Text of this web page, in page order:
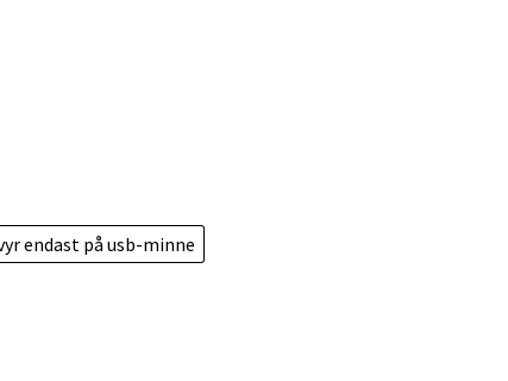
endast på usb-minne